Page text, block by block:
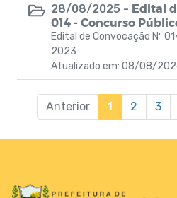
28/08/2025 - Edital
014 - Concurso
Edital de Convocação Nº
2023
Atualizado em: 08/08/
Anterior 1 2 3